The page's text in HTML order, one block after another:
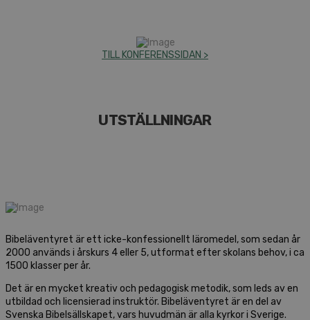
TILL KONFERENSSIDAN >
UTSTÄLLNINGAR
Bibeläventyret är ett icke-konfessionellt läromedel, som sedan år
2000 används i årskurs 4 eller 5, utformat efter skolans behov, i ca
1500 klasser per år.
Det är en mycket kreativ och pedagogisk metodik, som leds av en
utbildad och licensierad instruktör. Bibeläventyret är en del av
Svenska Bibelsällskapet, vars huvudmän är alla kyrkor i Sverige.